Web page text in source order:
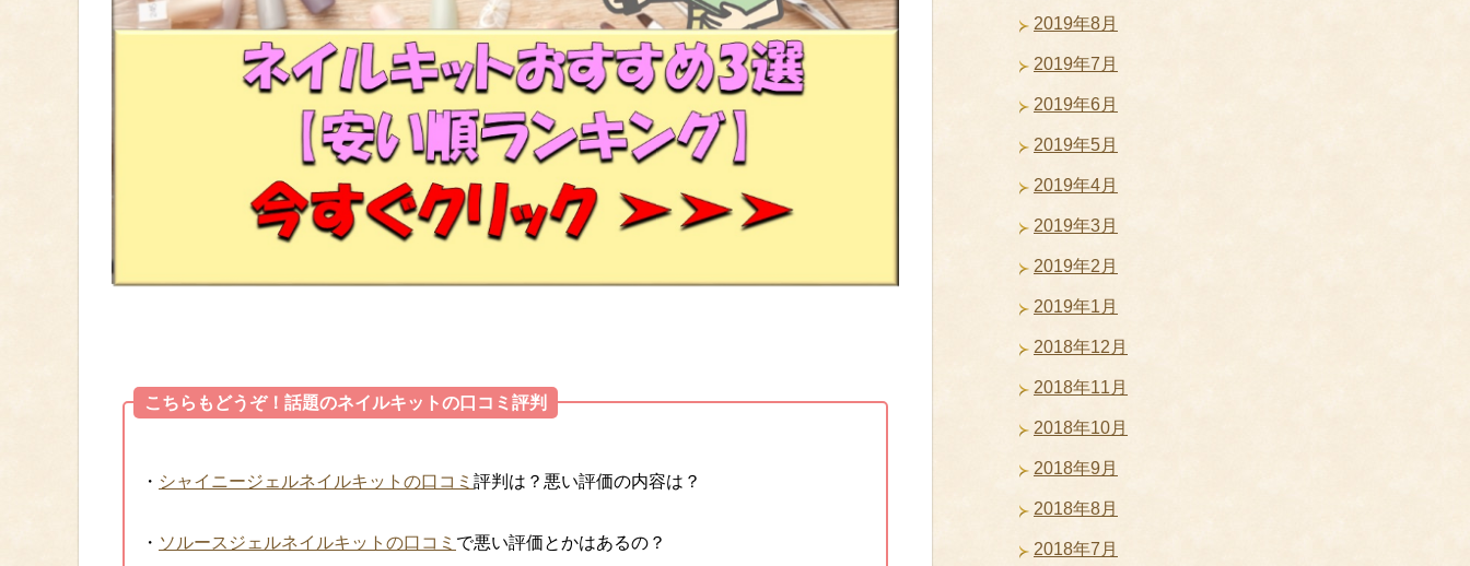
こちらもどうぞ！話題のネイルキットの口コミ評判
・ シャイニージェルネイルキットの口コミ 評判は？悪い評価の内容は？
・ ソルースジェルネイルキットの口コミ で悪い評価とかはあるの？
2019年8月
2019年7月
2019年6月
2019年5月
2019年4月
2019年3月
2019年2月
2019年1月
2018年12月
2018年11月
2018年10月
2018年9月
2018年8月
2018年7月